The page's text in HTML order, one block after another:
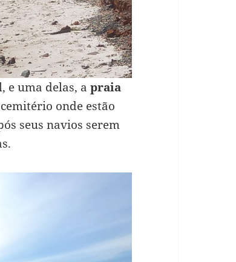
e uma delas, a praia
onde estão
seus navios serem